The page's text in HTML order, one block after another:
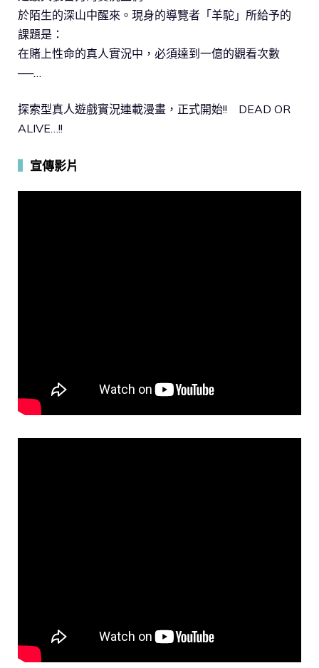
於陌生的深山中醒來。現身的導覽者「羊駝」所給予的
課題是：
在賭上性命的真人實況中，必須達到一億的觀看次數
──…
探索型真人遊戲實況連載漫畫，正式開始!! DEAD OR
ALIVE…!!
宣傳影片